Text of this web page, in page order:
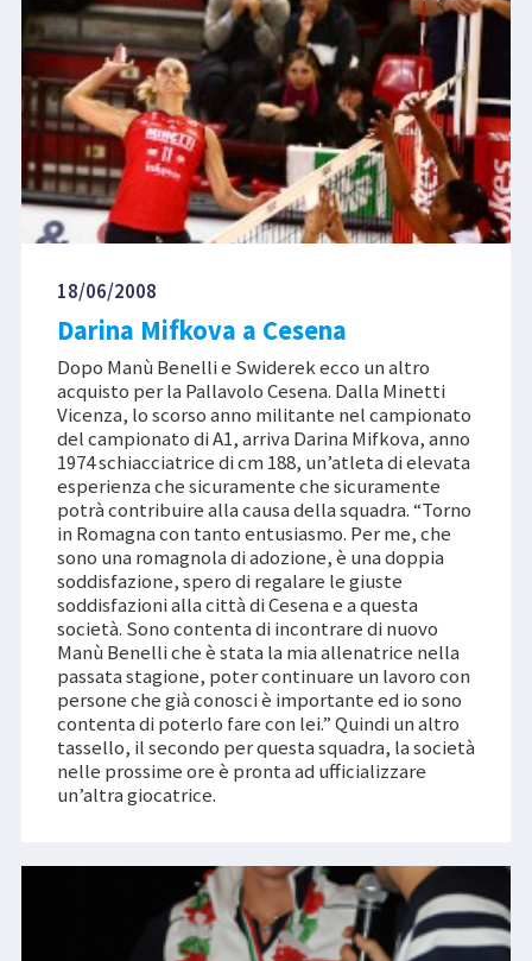
18/06/2008
Darina Mifkova a Cesena
Dopo Manù Benelli e Swiderek ecco un altro
acquisto per la Pallavolo Cesena. Dalla Minetti
Vicenza, lo scorso anno militante nel campionato
del campionato di A1, arriva Darina Mifkova, anno
1974 schiacciatrice di cm 188, un’atleta di elevata
esperienza che sicuramente che sicuramente
potrà contribuire alla causa della squadra. “Torno
in Romagna con tanto entusiasmo. Per me, che
sono una romagnola di adozione, è una doppia
soddisfazione, spero di regalare le giuste
soddisfazioni alla città di Cesena e a questa
società. Sono contenta di incontrare di nuovo
Manù Benelli che è stata la mia allenatrice nella
passata stagione, poter continuare un lavoro con
persone che già conosci è importante ed io sono
contenta di poterlo fare con lei.” Quindi un altro
tassello, il secondo per questa squadra, la società
nelle prossime ore è pronta ad ufficializzare
un’altra giocatrice.